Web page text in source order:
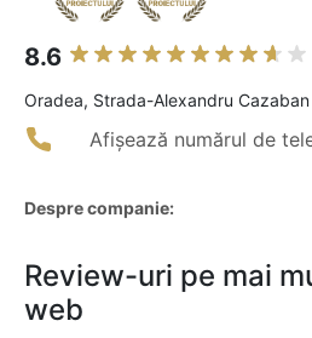
8.6
Oradea, Strada-Alexandru
Afișează numărul de
Despre companie:
Review-uri pe mai
web